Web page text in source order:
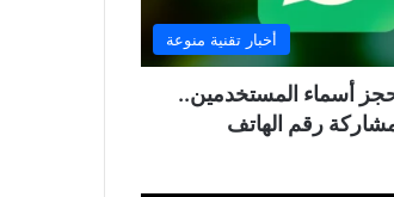
أخبار تقنية منوعة
أسماء المستخدمين..
رقم الهاتف